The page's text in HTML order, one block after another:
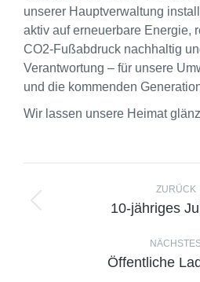
unserer Hauptverwaltung
aktiv auf erneuerbare Energie,
CO2-Fußabdruck nachhaltig
Verantwortung – für unsere
und die kommenden
Wir lassen unsere Heimat
ZURÜCK
10-jähriges
Öffentliche